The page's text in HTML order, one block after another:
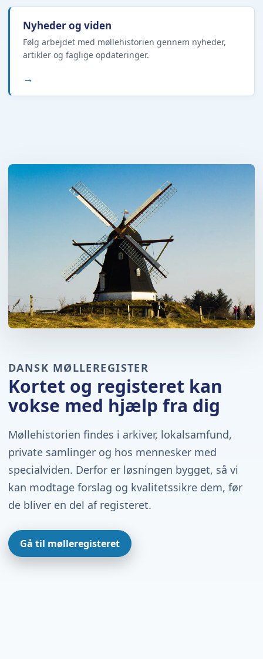
Nyheder og viden
Følg arbejdet med møllehistorien gennem nyheder,
artikler og faglige opdateringer.
→
DANSK MØLLEREGISTER
Kortet og registeret kan
vokse med hjælp fra dig
Møllehistorien findes i arkiver, lokalsamfund,
private samlinger og hos mennesker med
specialviden. Derfor er løsningen bygget, så vi
kan modtage forslag og kvalitetssikre dem, før
de bliver en del af registeret.
Gå til mølleregisteret